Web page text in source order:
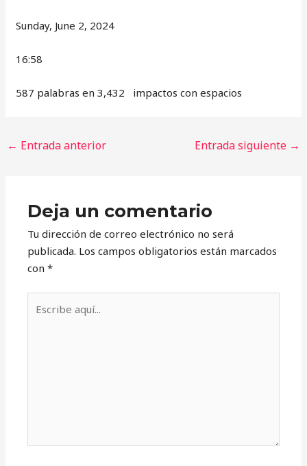
Sunday, June 2, 2024
16:58
587 palabras en 3,432 impactos con espacios
← Entrada anterior Entrada siguiente →
Deja un comentario
Tu dirección de correo electrónico no será
publicada. Los campos obligatorios están marcados
con*
aquí...